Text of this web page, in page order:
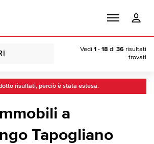
Vedi 1 - 18 di 36 risultati
trovati
risultati, perciò è stata estesa.
a
Tapogliano